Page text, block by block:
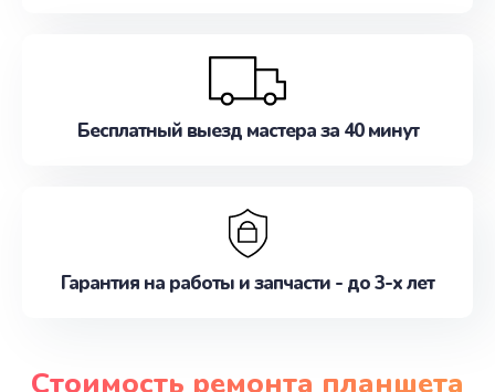
Бесплатный выезд мастера за 40 минут
Гарантия на работы и запчасти - до 3-х лет
Стоимость ремонта планшета